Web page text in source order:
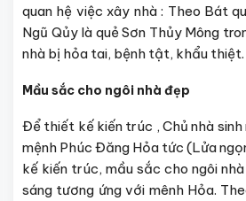
quan hệ việc xây nhà : Theo Bát
Ngũ Qủy là quẻ Sơn Thủy Mông
nhà bị hỏa tai, bệnh tật, khẩu thiệt.
Mầu sắc cho ngôi nhà đẹp
Để thiết kế kiến trúc , Chủ nhà
mệnh Phúc Đăng Hỏa tức (Lửa
kế kiến trúc, mầu sắc cho ngôi
sáng tương ứng với mênh Hỏa.